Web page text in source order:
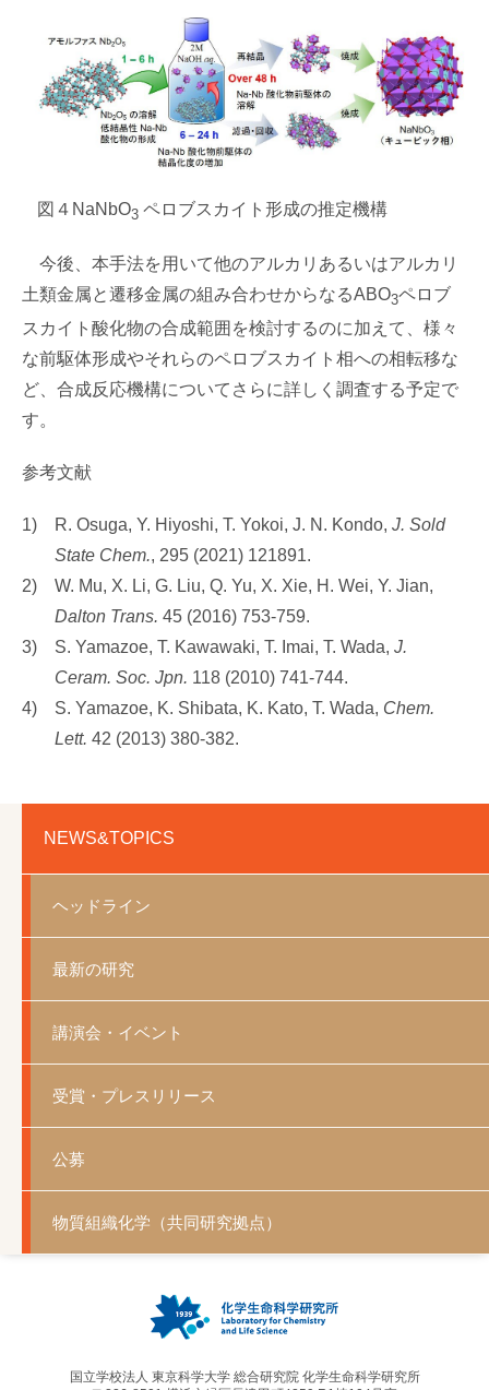
NEWS&TOPICS
ヘッドライン
最新の研究
講演会・イベント
受賞・プレスリリース
公募
物質組織化学（共同研究拠点）
図４ NaNbO3 ペロブスカイト形成の推定機構
今後、本手法を用いて他のアルカリあるいはアルカリ
土類金属と遷移金属の組み合わせからなるABO3ペロブ
スカイト酸化物の合成範囲を検討するのに加えて、様々
な前駆体形成やそれらのペロブスカイト相への相転移な
ど、合成反応機構についてさらに詳しく調査する予定で
す。
参考文献
1) R. Osuga, Y. Hiyoshi, T. Yokoi, J. N. Kondo, J. Sold
State Chem., 295 (2021) 121891.
2)
W. Mu, X. Li, G. Liu, Q. Yu, X. Xie, H. Wei, Y. Jian,
Dalton Trans. 45 (2016) 753-759.
3)
S. Yamazoe, T. Kawawaki, T. Imai, T. Wada, J.
Ceram. Soc. Jpn. 118 (2010) 741-744.
4)
S. Yamazoe, K. Shibata, K. Kato, T. Wada, Chem.
Lett. 42 (2013) 380-382.
国立学校法人 東京科学大学 総合研究院 化学生命科学研究所